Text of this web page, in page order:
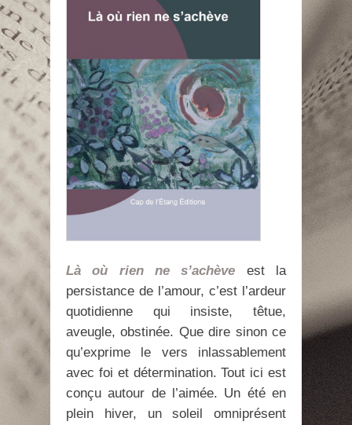
Là où rien ne s’achève est la
persistance de l’amour, c’est l’ardeur
quotidienne qui insiste, têtue,
aveugle, obstinée. Que dire sinon ce
qu’exprime le vers inlassablement
avec foi et détermination. Tout ici est
conçu autour de l’aimée. Un été en
plein hiver, un soleil omniprésent